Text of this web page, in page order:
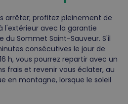
arrêter; profitez pleinement de
l'extérieur avec la garantie
du Sommet Saint-Sauveur. S'il
consécutives le jour de
h, vous pourrez repartir avec un
frais et revenir vous éclater, au
en montagne, lorsque le soleil